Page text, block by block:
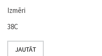
Izmēri
38C
JAUTĀT